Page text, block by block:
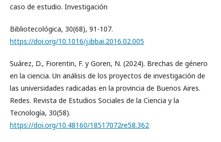
caso de estudio. Investigación
Bibliotecológica, 30(68), 91-107.
https://doi.org/10.1016/j.ibbai.2016.02.005
Suárez, D., Fiorentin, F. y Goren, N. (2024). Brechas de género
en la ciencia. Un análisis de los proyectos de investigación de
las universidades radicadas en la provincia de Buenos Aires.
Redes. Revista de Estudios Sociales de la Ciencia y la
Tecnología, 30(58).
https://doi.org/10.48160/18517072re58.362